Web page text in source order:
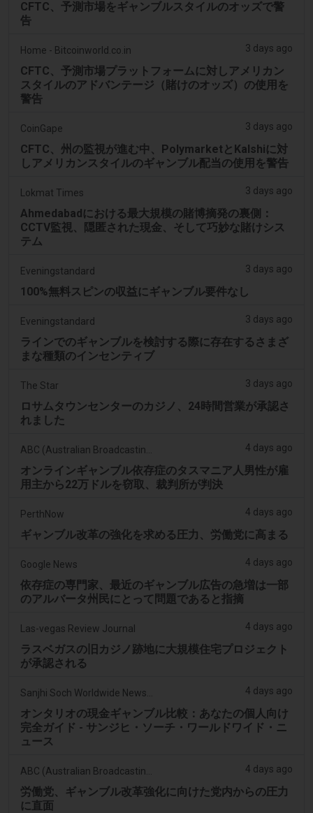
CFTC、予測市場をギャンブルスタイルのオッズで警
告
Home - Bitcoinworld.co.in 3 days ago
CFTC、予測市場プラットフォームに対しアメリカン
スタイルのアドバンテージ（賭けのオッズ）の使用を
警告
CoinGape 3 days ago
CFTC、州の監視が進む中、PolymarketとKalshiに対
しアメリカンスタイルのギャンブル配当の使用を警告
Lokmat Times 3 days ago
Ahmedabadにおける最大規模の賭博摘発の裏側：
CCTV監視、隠匿された現金、そして巧妙な賭けシス
テム
Eveningstandard 3 days ago
100%無料スピンの収益にギャンブル要件なし
Eveningstandard 3 days ago
ラインでのギャンブルを検討する際に存在するさまざ
まな種類のインセンティブ
The Star 3 days ago
ロサムタウンセンターのカジノ、24時間営業が承認さ
れました
4 days ago
オンラインギャンブル依存症のタスマニア人男性が雇
用主から22万ドルを窃取、裁判所が判決
PerthNow 4 days ago
ギャンブル改革の強化を求める圧力、労働党に高まる
Google News 4 days ago
依存症の専門家、最近のギャンブル広告の急増は一部
のアルバータ州民にとって問題であると指摘
Las-vegas Review Journal 4 days ago
ラスベガスの旧カジノ跡地に大規模住宅プロジェクト
が承認される
4 days ago
オンタリオの現金ギャンブル比較：あなたの個人向け
完全ガイド - サンジヒ・ソーチ・ワールドワイド・ニ
ュース
4 days ago
労働党、ギャンブル改革強化に向けた党内からの圧力
に直面